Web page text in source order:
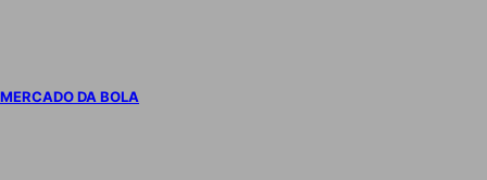
MERCADO DA BOLA